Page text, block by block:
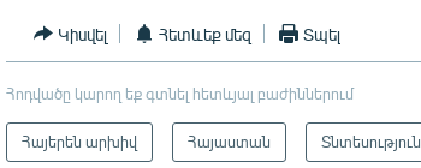
Կիսվել Հետևեք մեզ Տպել
Հոդվածը կարող եք գտնել հետևյալ բաժիններում
Հայերեն արխիվ Հայաստան Տնտեսություն